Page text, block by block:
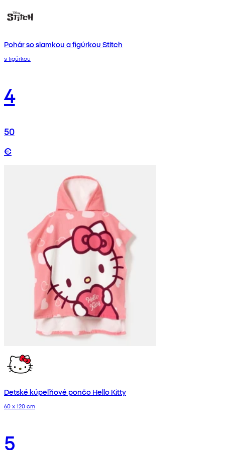
Pohár so slamkou a figúrkou Stitch
s figúrkou
4
50
€
Detské kúpeľňové pončo Hello Kitty
60 x 120 cm
5